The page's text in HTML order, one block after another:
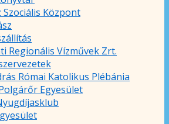
Szociális Központ
Regionális Vízművek Zrt.
Római Katolikus Plébánia
Egyesület